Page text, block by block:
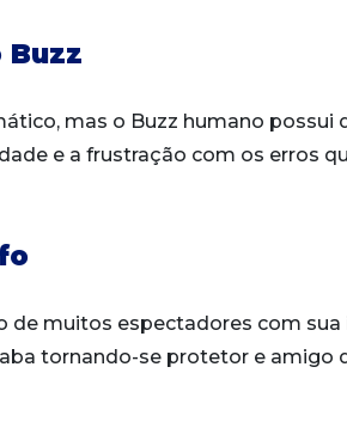
mas o Buzz humano possui
e a frustração com os erros
de muitos espectadores com sua
tornando-se protetor e amigo